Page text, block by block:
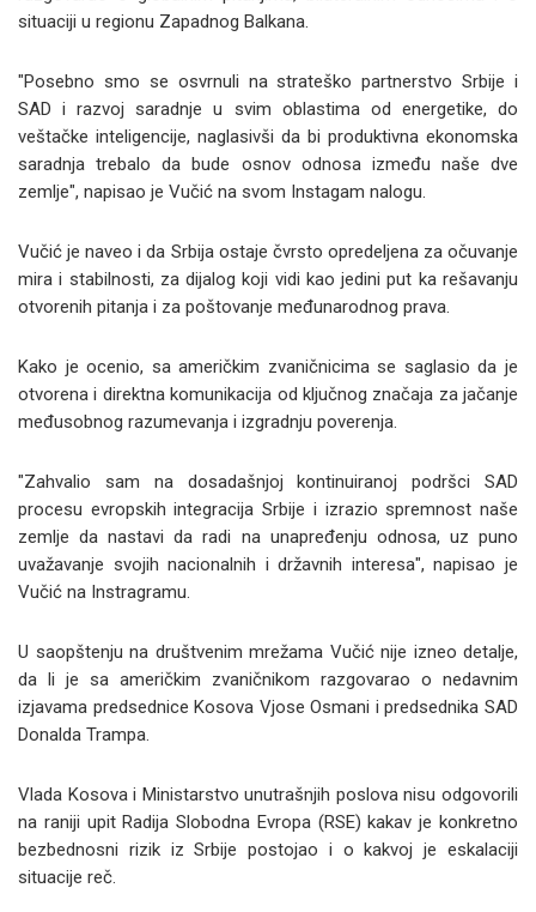
situaciji u regionu Zapadnog Balkana.
"Posebno smo se osvrnuli na strateško partnerstvo Srbije i
SAD i razvoj saradnje u svim oblastima od energetike, do
veštačke inteligencije, naglasivši da bi produktivna ekonomska
saradnja trebalo da bude osnov odnosa između naše dve
zemlje", napisao je Vučić na svom Instagam nalogu.
Vučić je naveo i da Srbija ostaje čvrsto opredeljena za očuvanje
mira i stabilnosti, za dijalog koji vidi kao jedini put ka rešavanju
otvorenih pitanja i za poštovanje međunarodnog prava.
Kako je ocenio, sa američkim zvaničnicima se saglasio da je
otvorena i direktna komunikacija od ključnog značaja za jačanje
međusobnog razumevanja i izgradnju poverenja.
"Zahvalio sam na dosadašnjoj kontinuiranoj podršci SAD
procesu evropskih integracija Srbije i izrazio spremnost naše
zemlje da nastavi da radi na unapređenju odnosa, uz puno
uvažavanje svojih nacionalnih i državnih interesa", napisao je
Vučić na Instragramu.
U saopštenju na društvenim mrežama Vučić nije izneo detalje,
da li je sa američkim zvaničnikom razgovarao o nedavnim
izjavama predsednice Kosova Vjose Osmani i predsednika SAD
Donalda Trampa.
Vlada Kosova i Ministarstvo unutrašnjih poslova nisu odgovorili
na raniji upit Radija Slobodna Evropa (RSE) kakav je konkretno
bezbednosni rizik iz Srbije postojao i o kakvoj je eskalaciji
situacije reč.